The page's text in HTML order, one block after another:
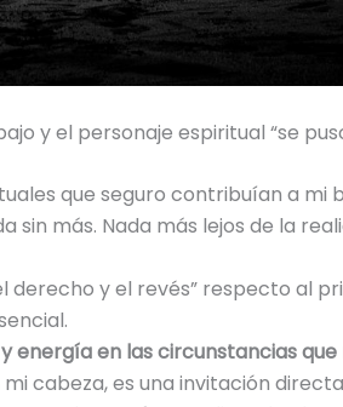
y el personaje espiritual “se
que seguro contribuían a mi
más. Nada más lejos de la
derecho y el revés” respecto al
energía en las circunstancias
cabeza, es una invitación